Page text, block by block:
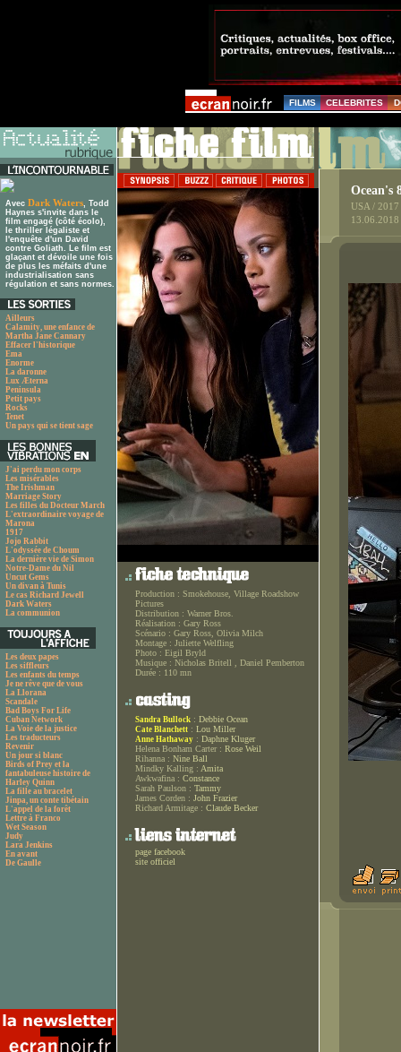
FILMS CELEBRITES
Avec Dark Waters, Todd
Haynes s'invite dans le
film engagé (côté écolo),
le thriller légaliste et
l'enquête d'un David
contre Goliath. Le film est
glaçant et dévoile une fois
de plus les méfaits d'une
industrialisation sans
régulation et sans normes.
Ailleurs
Calamity, une enfance de
Martha Jane Cannary
Effacer l'historique
Ema
Enorme
La daronne
Lux Æterna
Peninsula
Petit pays
Rocks
Tenet
Un pays qui se tient sage
J'ai perdu mon corps
Les misérables
The Irishman
Marriage Story
Les filles du Docteur March
L'extraordinaire voyage de
Marona
1917
Jojo Rabbit
L'odyssée de Choum
La dernière vie de Simon
Notre-Dame du Nil
Uncut Gems
Un divan à Tunis
Le cas Richard Jewell
Dark Waters
La communion
Les deux papes
Les siffleurs
Les enfants du temps
Je ne rêve que de vous
La Llorana
Scandale
Bad Boys For Life
Cuban Network
La Voie de la justice
Les traducteurs
Revenir
Un jour si blanc
Birds of Prey et la
fantabuleuse histoire de
Harley Quinn
La fille au bracelet
Jinpa, un conte tibétain
L'appel de la forêt
Lettre à Franco
Wet Season
Judy
Lara Jenkins
En avant
De Gaulle
Production : Smokehouse, Village Roadshow
Pictures
Distribution : Warner Bros.
Réalisation : Gary Ross
Scénario : Gary Ross, Olivia Milch
Montage : Juliette Welfling
Photo : Eigil Bryld
Musique : Nicholas Britell , Daniel Pemberton
Durée : 110 mn
Sandra Bullock : Debbie Ocean
Cate Blanchett : Lou Miller
Anne Hathaway : Daphne Kluger
Helena Bonham Carter : Rose Weil
Rihanna : Nine Ball
Mindky Kalling : Amita
Awkwafina : Constance
Sarah Paulson : Tammy
James Corden : John Frazier
Richard Armitage : Claude Becker
page facebook
site officiel
Ocean's
USA / 2017
13.06.2018